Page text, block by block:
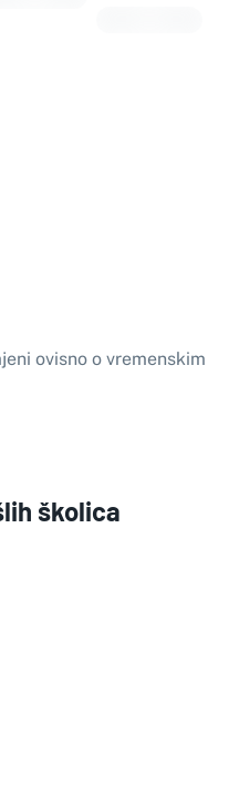
ovisno o vremenskim
školica